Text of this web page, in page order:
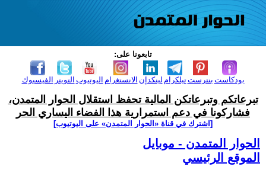
تابعونا على:
الفيسبوك التويتر اليوتيوب الانستغرام لينكدإن تيلكرامبنترست بودكاست
تبرعاتكم وتبرعاتكن المالية تحفظ استقلال الحوار المتمدن،
فشاركونا في دعم استمرارية هذا الفضاء اليساري الحر
[اشترك في قناة ‫«الحوار المتمدن» على اليوتيوب]
الحوار المتمدن - موبايل
الموقع الرئيسي